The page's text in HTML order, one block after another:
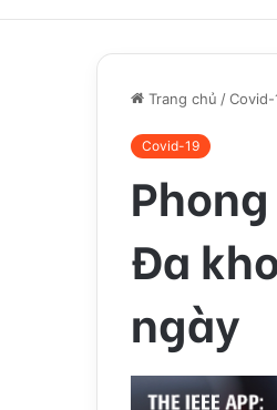
Trang chủ /Covid-
Covid-19
Đa
ngày